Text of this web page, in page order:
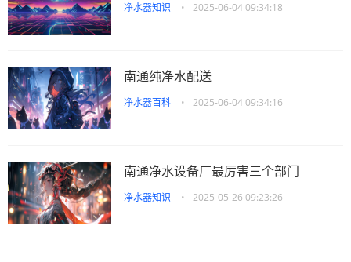
净水器知识 • 2025-06-04 09:34:18
南通纯净水配送
净水器百科 • 2025-06-04 09:34:16
南通净水设备厂最厉害三个部门
净水器知识 • 2025-05-26 09:23:26